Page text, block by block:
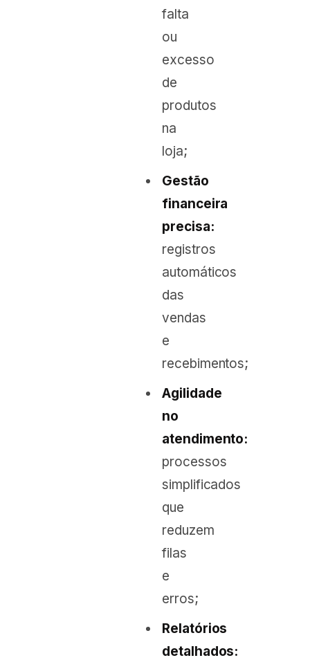
falta
ou
excesso
de
produtos
na
loja;
Gestão
financeira
precisa:
registros
automáticos
das
vendas
e
recebimentos;
Agilidade
no
atendimento:
processos
simplificados
que
reduzem
filas
e
erros;
Relatórios
detalhados: